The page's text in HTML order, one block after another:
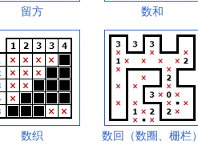
留方 数和
数织 数回（数圈、栅栏）